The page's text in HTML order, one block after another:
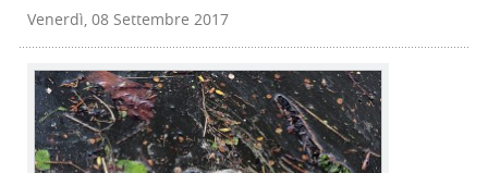
Venerdì, 08 Settembre 2017